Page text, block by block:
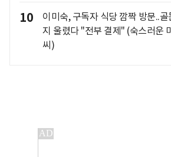
10
이미숙, 구독자 식당 깜짝 방문..골
지 울렸다 "전부 결제" (숙스러운
씨)